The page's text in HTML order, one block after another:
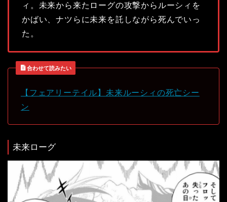
ィ。未来から来たローグの攻撃からルーシィを
かばい、ナツらに未来を託しながら死んでいっ
た。
合わせて読みたい
【フェアリーテイル】未来ルーシィの死亡シー
ン
未来ローグ